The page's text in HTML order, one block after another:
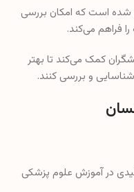
شده است که امکان بررسی
فراهم می‌کند.
کمک می‌کند تا بهتر
و بررسی کنند.
در آموزش علوم پزشکی